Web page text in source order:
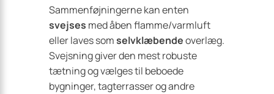
Sammenføjningerne kan enten
svejses med åben flamme/varmluft
eller laves somselvklæbendeoverlæg.
Svejsning giver den mest robuste
tætning og vælges til beboede
bygninger, tagterrasser og andre